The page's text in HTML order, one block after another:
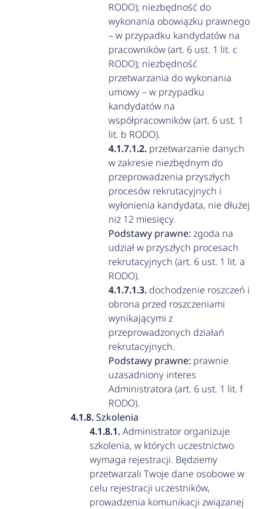
RODO); niezbędność do
wykonania obowiązku prawnego
– w przypadku kandydatów na
pracowników (art. 6 ust. 1 lit. c
RODO); niezbędność
przetwarzania do wykonania
umowy – w przypadku
kandydatów na
współpracowników (art. 6 ust. 1
lit. b RODO).
przetwarzanie danych
w zakresie niezbędnym do
przeprowadzenia przyszłych
procesów rekrutacyjnych i
wyłonienia kandydata, nie dłużej
niż 12 miesięcy.
Podstawy prawne: zgoda na
udział w przyszłych procesach
rekrutacyjnych (art. 6 ust. 1 lit. a
RODO).
dochodzenie roszczeń i
obrona przed roszczeniami
wynikającymi z
przeprowadzonych działań
rekrutacyjnych.
Podstawy prawne: prawnie
uzasadniony interes
Administratora (art. 6 ust. 1 lit. f
RODO).
Szkolenia
Administrator organizuje
szkolenia, w których uczestnictwo
wymaga rejestracji. Będziemy
przetwarzali Twoje dane osobowe w
celu rejestracji uczestników,
prowadzenia komunikacji związanej